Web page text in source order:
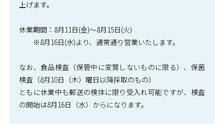
上げます。
休業期間：8月11日(金)～8月15日(火)
※8月16日(水)より、通常通り営業いたします。
なお、食品検査（保管中に変質しないものに限る）、保菌
検査（8月10日（木）曜日以降採取のもの）
ともに休業中も郵送の検体に限り受入れ可能ですが、検査
の開始は8月16日（水）からになります。